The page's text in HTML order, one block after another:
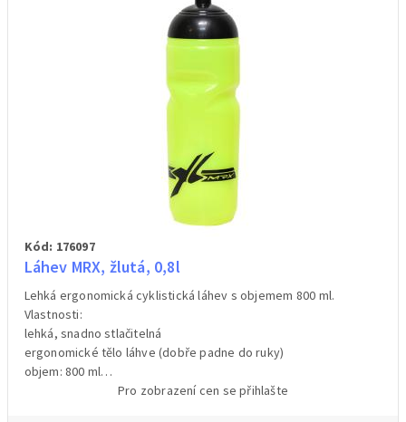
Kód: 176097
Láhev MRX, žlutá, 0,8l
Lehká ergonomická cyklistická láhev s objemem 800 ml.
Vlastnosti:
lehká, snadno stlačitelná
ergonomické tělo láhve (dobře padne do ruky)
objem: 800 ml
materiál: potravinářský polyethylen (PE)
Pro zobrazení cen se přihlašte